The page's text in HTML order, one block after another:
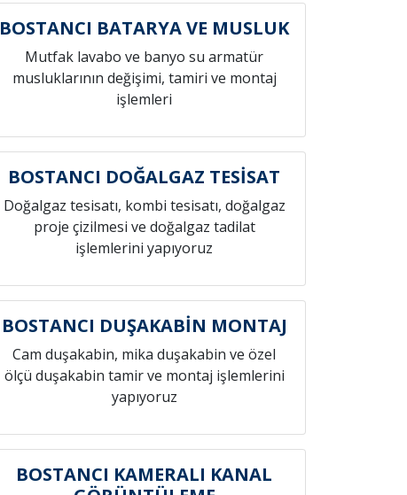
BOSTANCI BATARYA VE MUSLUK
Mutfak lavabo ve banyo su armatür
musluklarının değişimi, tamiri ve montaj
işlemleri
BOSTANCI DOĞALGAZ TESİSAT
Doğalgaz tesisatı, kombi tesisatı, doğalgaz
proje çizilmesi ve doğalgaz tadilat
işlemlerini yapıyoruz
BOSTANCI DUŞAKABİN MONTAJ
Cam duşakabin, mika duşakabin ve özel
ölçü duşakabin tamir ve montaj işlemlerini
yapıyoruz
BOSTANCI KAMERALI KANAL